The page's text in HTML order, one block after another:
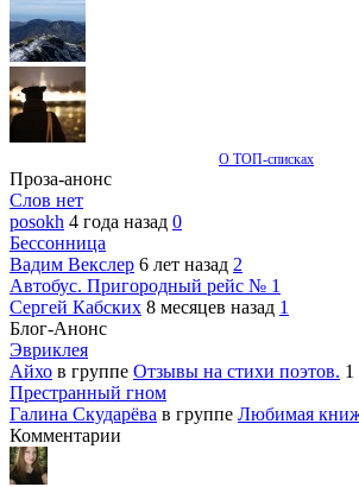
О ТОП-списках
Проза-анонс
Слов нет
posokh 4 года назад 0
Бессонница
Вадим Векслер 6 лет назад 2
Автобус. Пригородный рейс № 1
Сергей Кабских 8 месяцев назад 1
Блог-Анонс
Эвриклея
Айхо в группе Отзывы на стихи поэтов. 1
Престранный гном
Галина Скударёва в группе Любимая
Комментарии